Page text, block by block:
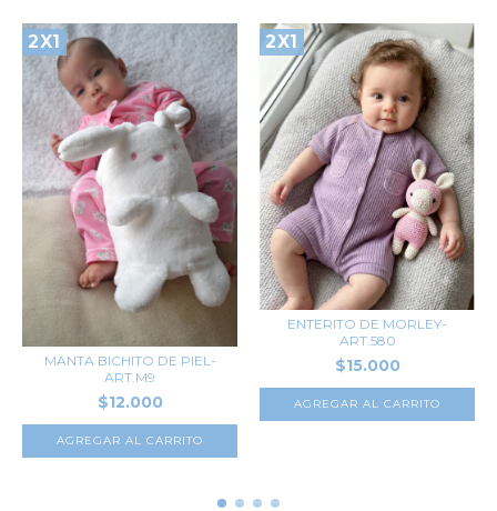
2X1
MANTA BICHITO DE PIEL-
ART.M9
$12.000
AGREGAR AL CARRITO
2X1
ENTERITO DE MORLEY-
ART.580
$15.000
AGREGAR AL CARRITO